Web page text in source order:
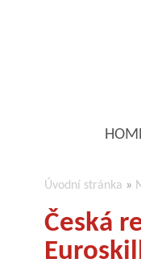
Úvodní stránka »
Česká